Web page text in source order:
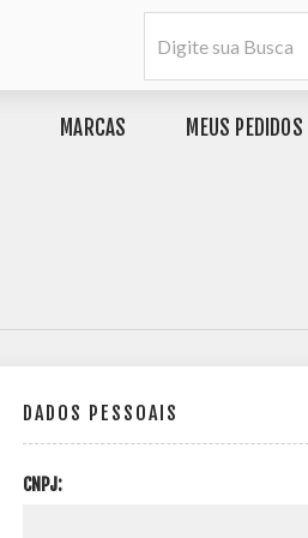
MARCAS MEUS PEDIDOS
DADOS PESSOAIS
CNPJ: